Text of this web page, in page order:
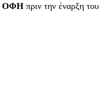
ΟΦΗ πριν την έναρξη του